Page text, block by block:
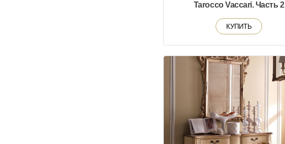
Tarocco Vaccari. Часть 2
КУПИТЬ